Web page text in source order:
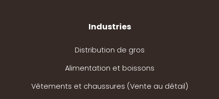
Industries
Distribution de gros
Alimentation et boissons
Vêtements et chaussures (Vente au détail)